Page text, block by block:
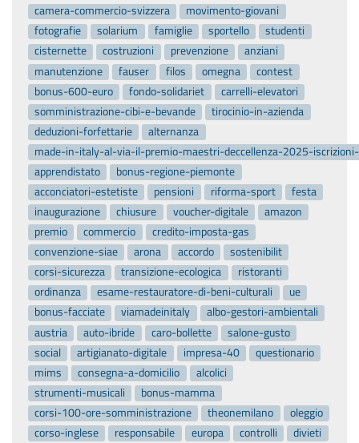
camera-commercio-svizzera
movimento-giovani
fotografie
solarium famiglie sportello
studenti
cisternette
costruzioni prevenzione
anziani
manutenzione
fauser filos omegna
contest
bonus-600-euro
fondo-solidariet
carrelli-elevatori
somministrazione-cibi-e-bevande
tirocinio-in-azienda
deduzioni-forfettarie
alternanza
made-in-italy-al-via-il-premio-maestri-deccellenza-2025-
apprendistato
bonus-regione-piemonte
acconciatori-estetiste
pensioni riforma-sport
festa
inaugurazione
chiusure voucher-digitale
amazon
premio
commercio
credito-imposta-gas
convenzione-siae
arona accordo
sostenibilit
corsi-sicurezza
transizione-ecologica
ristoranti
ordinanza
esame-restauratore-di-beni-culturali
ue
bonus-facciate
viamadeinitaly
albo-gestori-ambientali
austria
auto-ibride caro-bollette
salone-gusto
social
artigianato-digitale impresa-40
questionario
mims
consegna-a-domicilio
alcolici
strumenti-musicali
bonus-mamma
corsi-100-ore-somministrazione
theonemilano
oleggio
corso-inglese
responsabile europa controlli
divieti